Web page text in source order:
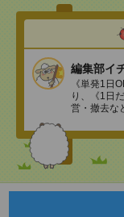
編集部イ
《単発1日
り、《1日
営・撤去な